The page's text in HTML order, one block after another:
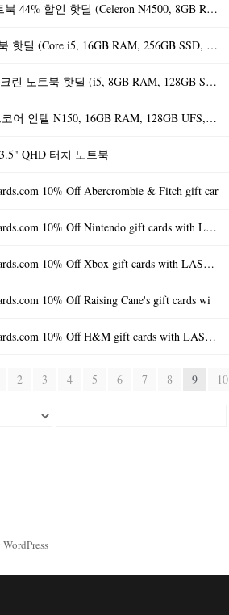
Lenovo IdeaPad 1 14인치 HD 노트북 44% 할인 핫딜 (Celeron N4500, 8GB RAM, 256GB)
Dell Latitude 3310 13.3인치 노트북 핫딜 (Core i5, 16GB RAM, 256GB SSD, Win 11)
Dell Latitude 5400 14인치 터치스크린 노트북 핫딜 (i5, 8GB RAM, 128GB SSD, Win 11)
[43% 할인] HP 14" 노트북 - 쿼드코어 인텔 N150, 16GB RAM, 128GB UFS, 윈도우 11 (핑크)
QHD 터치 노트북
10% Off Abercrombie & Fitch gift car
[Giftcards.com] 특가 세일 - Giftcards.com 10% Off Nintendo gift cards with LAS
[Giftcards.com] 특가 세일 - Giftcards.com 10% Off Xbox gift cards with LASTCAL
10% Off Raising Cane's gift cards wi
[Giftcards.com] 특가 세일 - Giftcards.com 10% Off H&M gift cards with LASTCALL
2 3 4 5 6 7 8 9 10